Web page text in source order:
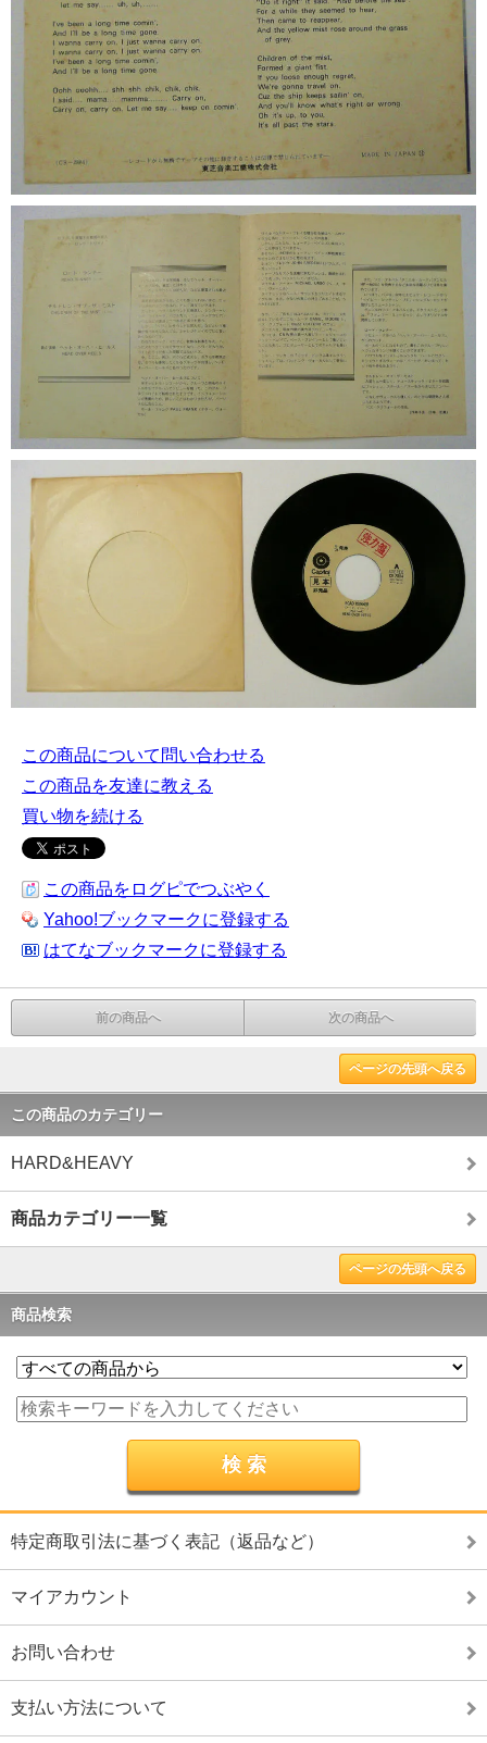
この商品について問い合わせる
この商品を友達に教える
買い物を続ける
この商品をログピでつぶやく
Yahoo!ブックマークに登録する
はてなブックマークに登録する
前の商品へ 次の商品へ
ページの先頭へ戻る
この商品のカテゴリー
HARD&HEAVY
商品カテゴリー一覧
ページの先頭へ戻る
商品検索
特定商取引法に基づく表記（返品など）
マイアカウント
お問い合わせ
支払い方法について